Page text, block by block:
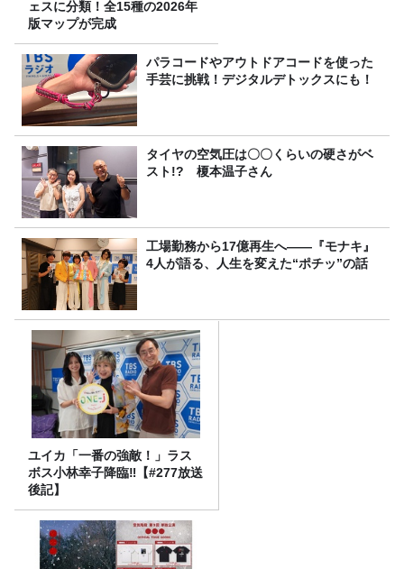
ェスに分類！全15種の2026年
版マップが完成
パラコードやアウトドアコードを使った
手芸に挑戦！デジタルデトックスにも！
タイヤの空気圧は〇〇くらいの硬さがベ
スト!? 榎本温子さん
工場勤務から17億再生へ——『モナキ』
4人が語る、人生を変えた“ポチッ”の話
ユイカ「一番の強敵！」ラス
ボス小林幸子降臨‼【#277放送
後記】